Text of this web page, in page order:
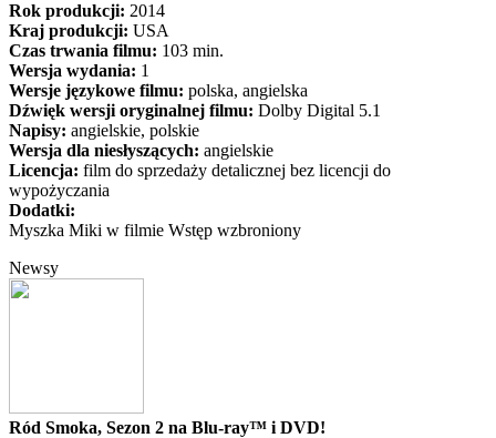
Rok produkcji: 2014
Kraj produkcji: USA
Czas trwania filmu: 103 min.
Wersja wydania: 1
Wersje językowe filmu: polska, angielska
Dźwięk wersji oryginalnej filmu: Dolby Digital 5.1
Napisy: angielskie, polskie
Wersja dla niesłyszących: angielskie
Licencja: film do sprzedaży detalicznej bez licencji do
wypożyczania
Dodatki:
Myszka Miki w filmie Wstęp wzbroniony
Newsy
Ród Smoka, Sezon 2 na Blu-ray™ i DVD!